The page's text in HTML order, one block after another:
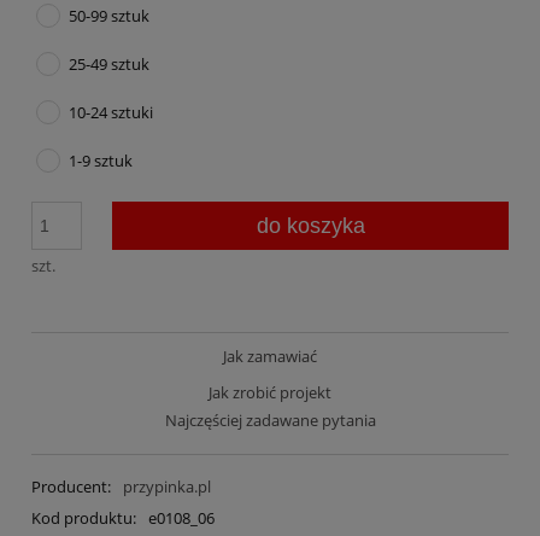
50-99 sztuk
25-49 sztuk
10-24 sztuki
1-9 sztuk
szt.
do koszyka
Jak zamawiać
Jak zrobić projekt
Najczęściej zadawane pytania
Producent:
przypinka.pl
Kod produktu: e0108_06